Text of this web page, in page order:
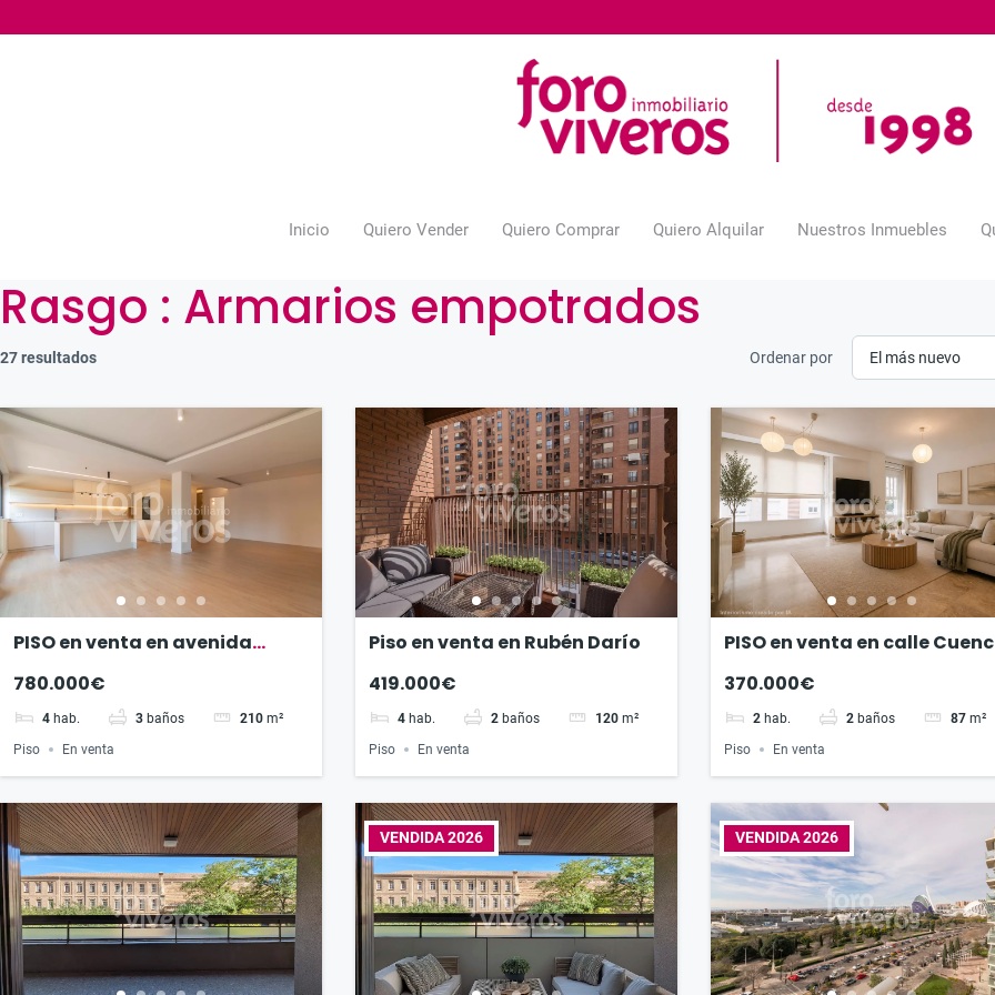
al
Inicio Quiero Vender Quiero Comprar Quiero Alquilar Nuestros Inmuebles
Rasgo : Armarios empotrados
27 resultados Ordenar por
PISO en venta en avenida
780.000€
4 hab. 3 baños 210 m²
Piso En venta
Piso en venta en Rubén Darío
419.000€
4 hab. 2 baños 120 m²
Piso En venta
PISO en venta en calle
370.000€
2 hab. 2 baños 87 m²
Piso En venta
VENDIDA 2026 VENDIDA 2026